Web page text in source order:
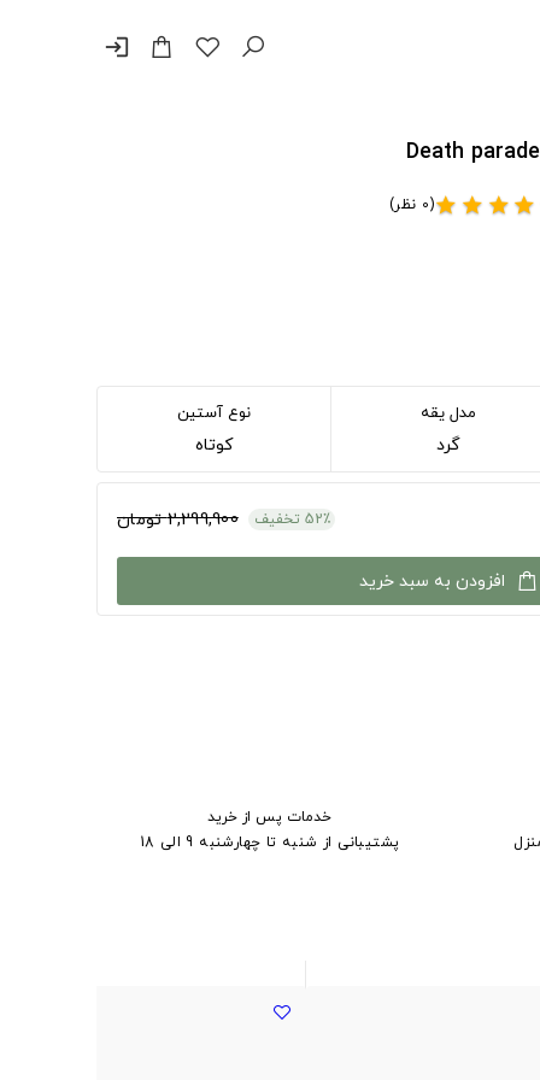
login
star
star
star
star(0 نظر)
مدل یقه
گرد
نوع آستین
کوتاه
52٪ تخفیف 2,299,900 تومان
افزودن به سبد خرید
خدمات پس از خرید
پشتیبانی از شنبه تا چهارشنبه 9 الی 18